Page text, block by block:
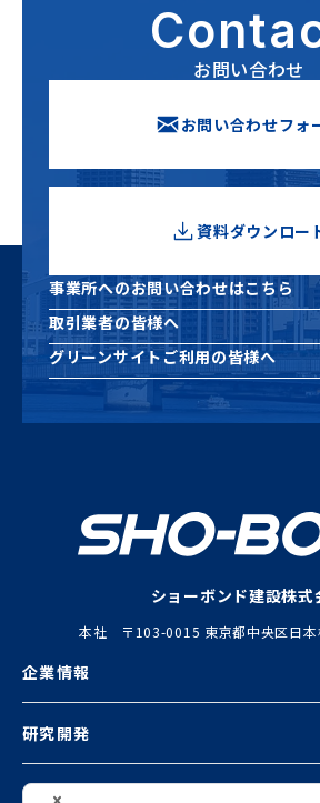
お問い合わせ
お問い合わせフォ
資料ダウンロー
新しいウ
事業所へのお問い合わせはこちら
取引業者の皆様へ
グリーンサイトご利用の皆様へ
ショーボンド建設株式
本社 〒103-0015 東京都中央区日本
企業情報
研究開発
お知らせ